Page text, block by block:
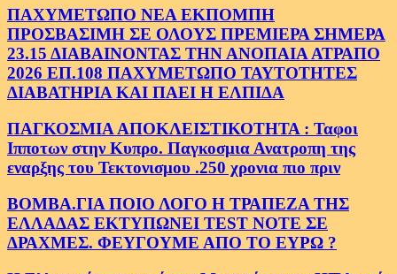
ΠΑΧΥΜΕΤΩΠΟ ΝΕΑ ΕΚΠΟΜΠΗ
ΠΡΟΣΒΑΣΙΜΗ ΣΕ ΟΛΟΥΣ ΠΡΕΜΙΕΡΑ ΣΗΜΕΡΑ
23.15 ΔΙΑΒΑΙΝΟΝΤΑΣ ΤΗΝ ΑΝΟΠΑΙΑ ΑΤΡΑΠΟ
2026 ΕΠ.108 ΠΑΧΥΜΕΤΩΠΟ ΤΑΥΤΟΤΗΤΕΣ
ΔΙΑΒΑΤΗΡΙΑ ΚΑΙ ΠΑΕΙ Η ΕΛΠΙΔΑ
ΠΑΓΚΟΣΜΙΑ ΑΠΟΚΛΕΙΣΤΙΚΟΤΗΤΑ : Ταφοι
Ιπποτων στην Κυπρο. Παγκοσμια Ανατροπη της
εναρξης του Τεκτονισμου .250 χρονια πιο πριν
ΒΟΜΒΑ.ΓΙΑ ΠΟΙΟ ΛΟΓΟ Η ΤΡΑΠΕΖΑ ΤΗΣ
ΕΛΛΑΔΑΣ ΕΚΤΥΠΩΝΕΙ TEST NOTE ΣΕ
ΔΡΑΧΜΕΣ. ΦΕΥΓΟΥΜΕ ΑΠΟ ΤΟ ΕΥΡΩ ?